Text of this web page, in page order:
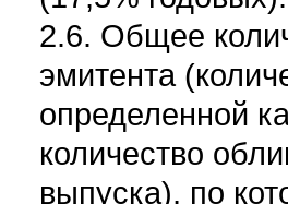
2.6. Общее
эмитента
определенной
количество
выпуска), по